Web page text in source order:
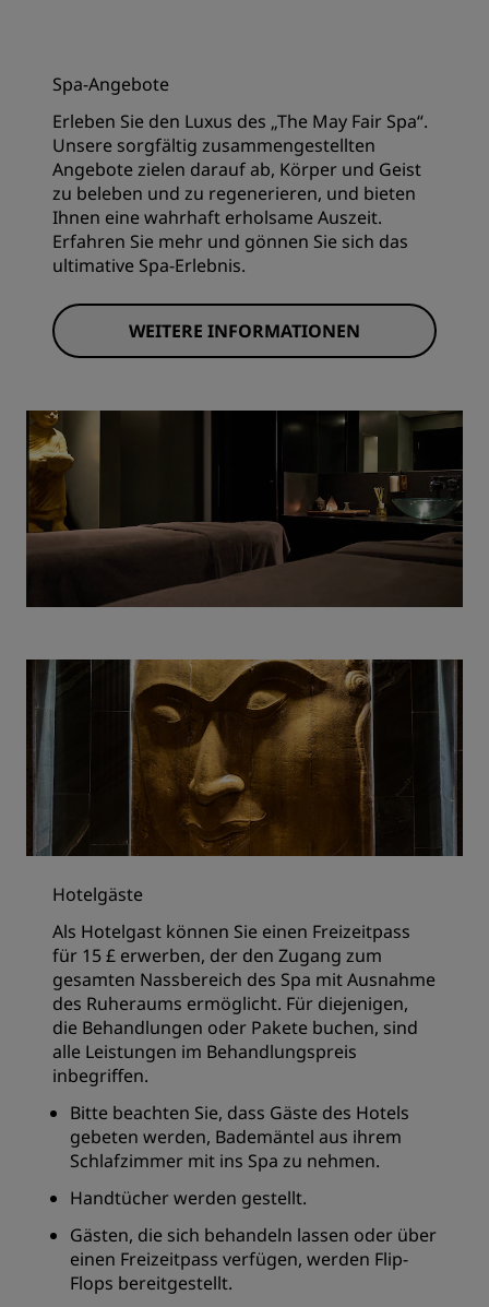
Spa-Angebote
Erleben Sie den Luxus des „The May Fair Spa“.
Unsere sorgfältig zusammengestellten
Angebote zielen darauf ab, Körper und Geist
zu beleben und zu regenerieren, und bieten
Ihnen eine wahrhaft erholsame Auszeit.
Erfahren Sie mehr und gönnen Sie sich das
ultimative Spa-Erlebnis.
WEITERE INFORMATIONEN
Hotelgäste
Als Hotelgast können Sie einen Freizeitpass
für 15 £ erwerben, der den Zugang zum
gesamten Nassbereich des Spa mit Ausnahme
des Ruheraums ermöglicht. Für diejenigen,
die Behandlungen oder Pakete buchen, sind
alle Leistungen im Behandlungspreis
inbegriffen.
Bitte beachten Sie, dass Gäste des Hotels
gebeten werden, Bademäntel aus ihrem
Schlafzimmer mit ins Spa zu nehmen.
Handtücher werden gestellt.
Gästen, die sich behandeln lassen oder über
einen Freizeitpass verfügen, werden Flip-
Flops bereitgestellt.